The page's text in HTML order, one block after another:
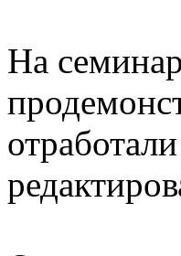
На